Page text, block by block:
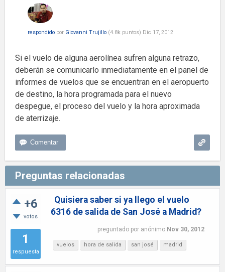
respondido por Giovanni Trujillo (4.8k puntos) Dic 17, 2012
Si el vuelo de alguna aerolínea sufren alguna retrazo,
deberán se comunicarlo inmediatamente en el panel de
informes de vuelos que se encuentran en el aeropuerto
de destino, la hora programada para el nuevo
despegue, el proceso del vuelo y la hora aproximada
de aterrizaje.
Preguntas relacionadas
+6
votos
1
respuesta
Quisiera saber si ya llego el vuelo
6316 de salida de San José a Madrid?
preguntado por anónimo Nov 30, 2012
vuelos hora de salida san josé madrid